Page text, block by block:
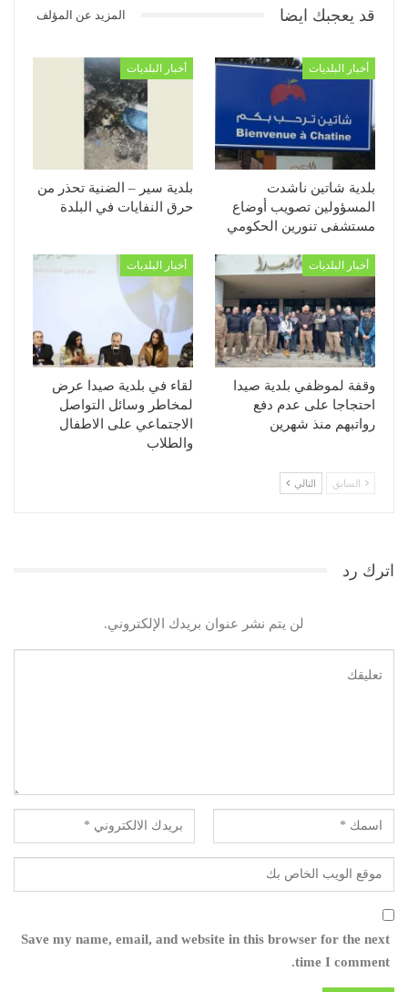
قد يعجبك ايضا المزيد عن المؤلف
أخبار البلديات
بلدية شاتين ناشدت
المسؤولين تصويب أوضاع
مستشفى تنورين الحكومي
أخبار البلديات
بلدية سير – الضنية تحذر من
حرق النفايات في البلدة
أخبار البلديات
وقفة لموظفي بلدية صيدا
احتجاجا على عدم دفع
رواتبهم منذ شهرين
أخبار البلديات
لقاء في بلدية صيدا عرض
لمخاطر وسائل التواصل
الاجتماعي على الاطفال
والطلاب
السابق التالي
اترك رد
لن يتم نشر عنوان بريدك الإلكتروني.
Save my name, email, and website in this browser for the next
time I comment.